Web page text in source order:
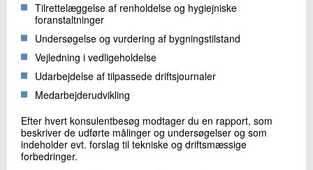
Tilrettelæggelse af renholdelse og hygiejniske
foranstaltninger
Undersøgelse og vurdering af bygningstilstand
Vejledning i vedligeholdelse
Udarbejdelse af tilpassede driftsjournaler
Medarbejderudvikling
Efter hvert konsulentbesøg modtager du en rapport, som
beskriver de udførte målinger og undersøgelser og som
indeholder evt. forslag til tekniske og driftsmæssige
forbedringer.